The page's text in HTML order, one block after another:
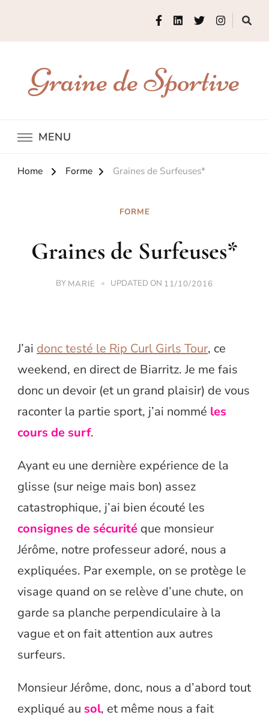
Graine de Sportive
MENU
Home Forme Graines de Surfeuses*
FORME
Graines de Surfeuses*
BY MARIE UPDATED ON 11/10/2016
J’ai donc testé le Rip Curl Girls Tour, ce
weekend, en direct de Biarritz. Je me fais
donc un devoir (et un grand plaisir) de vous
raconter la partie sport, j’ai nommé les
cours de surf.
Ayant eu une dernière expérience de la
glisse (sur neige mais bon) assez
catastrophique, j’ai bien écouté les
consignes de sécurité que monsieur
Jérôme, notre professeur adoré, nous a
expliquées. Par exemple, on se protège le
visage quand on se relève d’une chute, on
garde sa planche perpendiculaire à la
vague et on fait attention aux autres
surfeurs.
Monsieur Jérôme, donc, nous a d’abord tout
expliqué au sol, et même nous a fait